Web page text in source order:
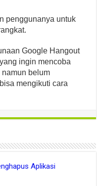
penggunanya untuk
Google Hangout
ingin mencoba
belum
mengikuti cara
Aplikasi